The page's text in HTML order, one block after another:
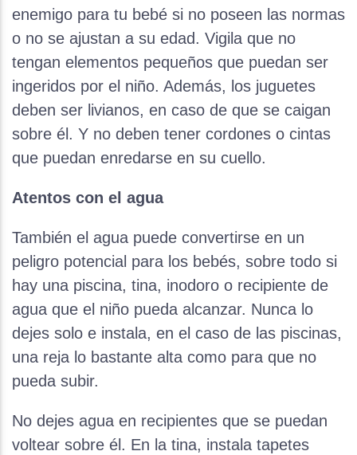
enemigo para tu bebé si no poseen las normas
o no se ajustan a su edad. Vigila que no
tengan elementos pequeños que puedan ser
ingeridos por el niño. Además, los juguetes
deben ser livianos, en caso de que se caigan
sobre él. Y no deben tener cordones o cintas
que puedan enredarse en su cuello.
Atentos con el agua
También el agua puede convertirse en un
peligro potencial para los bebés, sobre todo si
hay una piscina, tina, inodoro o recipiente de
agua que el niño pueda alcanzar. Nunca lo
dejes solo e instala, en el caso de las piscinas,
una reja lo bastante alta como para que no
pueda subir.
No dejes agua en recipientes que se puedan
voltear sobre él. En la tina, instala tapetes